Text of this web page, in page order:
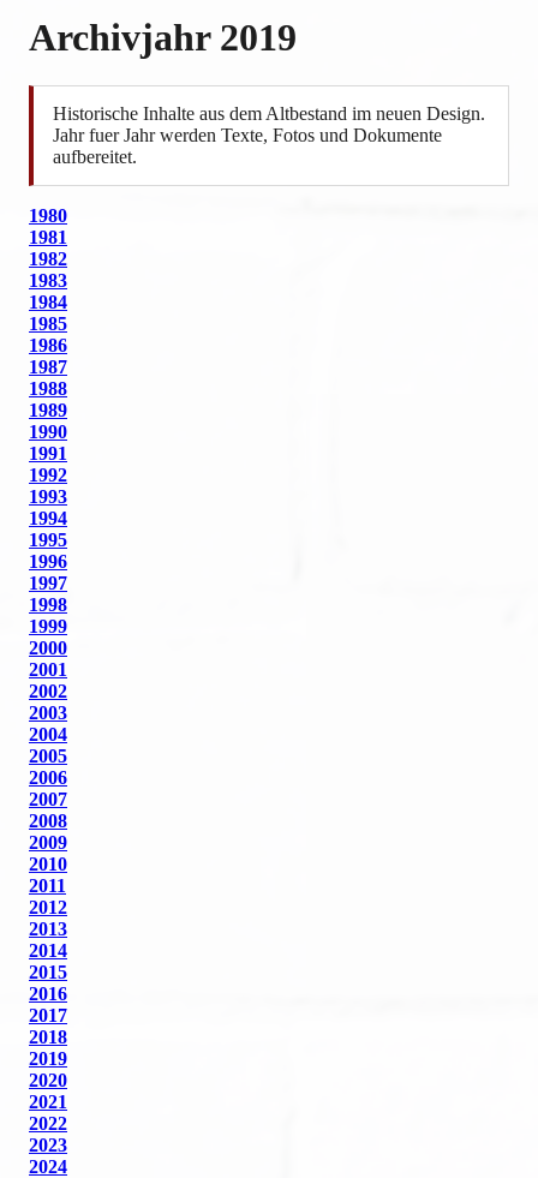
Archivjahr 2019
Historische Inhalte aus dem Altbestand im neuen Design.
Jahr fuer Jahr werden Texte, Fotos und Dokumente
aufbereitet.
1980
1981
1982
1983
1984
1985
1986
1987
1988
1989
1990
1991
1992
1993
1994
1995
1996
1997
1998
1999
2000
2001
2002
2003
2004
2005
2006
2007
2008
2009
2010
2011
2012
2013
2014
2015
2016
2017
2018
2019
2020
2021
2022
2023
2024